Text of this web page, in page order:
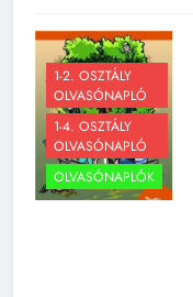
1-2. OSZTÁLY
OLVASÓNAPLÓ
1-4. OSZTÁLY
OLVASÓNAPLÓ
OLVASÓNAPLÓK